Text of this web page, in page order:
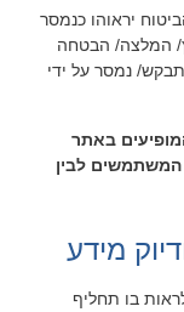
יראוהו כנמסר
המלצה/ הבטחה
נמסר על ידי
באתר
לבין
מידע
בו תחליף